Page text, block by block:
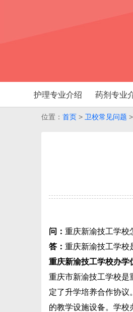
护理专业介绍 药剂专业
位置： 首页 > 卫校常见问题
问： 重庆新渝技工学校
答： 重庆新渝技工学校
重庆新渝技工学校办学
重庆市新渝技工学校是
定了升学培养合作协议
的教学设施设备。学校